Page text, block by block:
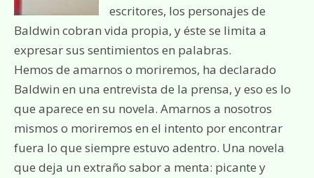
escritores, los personajes de
Baldwin cobran vida propia, y éste se limita a
expresar sus sentimientos en palabras.
Hemos de amarnos o moriremos, ha declarado
Baldwin en una entrevista de la prensa, y eso es lo
que aparece en su novela. Amarnos a nosotros
mismos o moriremos en el intento por encontrar
fuera lo que siempre estuvo adentro. Una novela
que deja un extraño sabor a menta: picante y